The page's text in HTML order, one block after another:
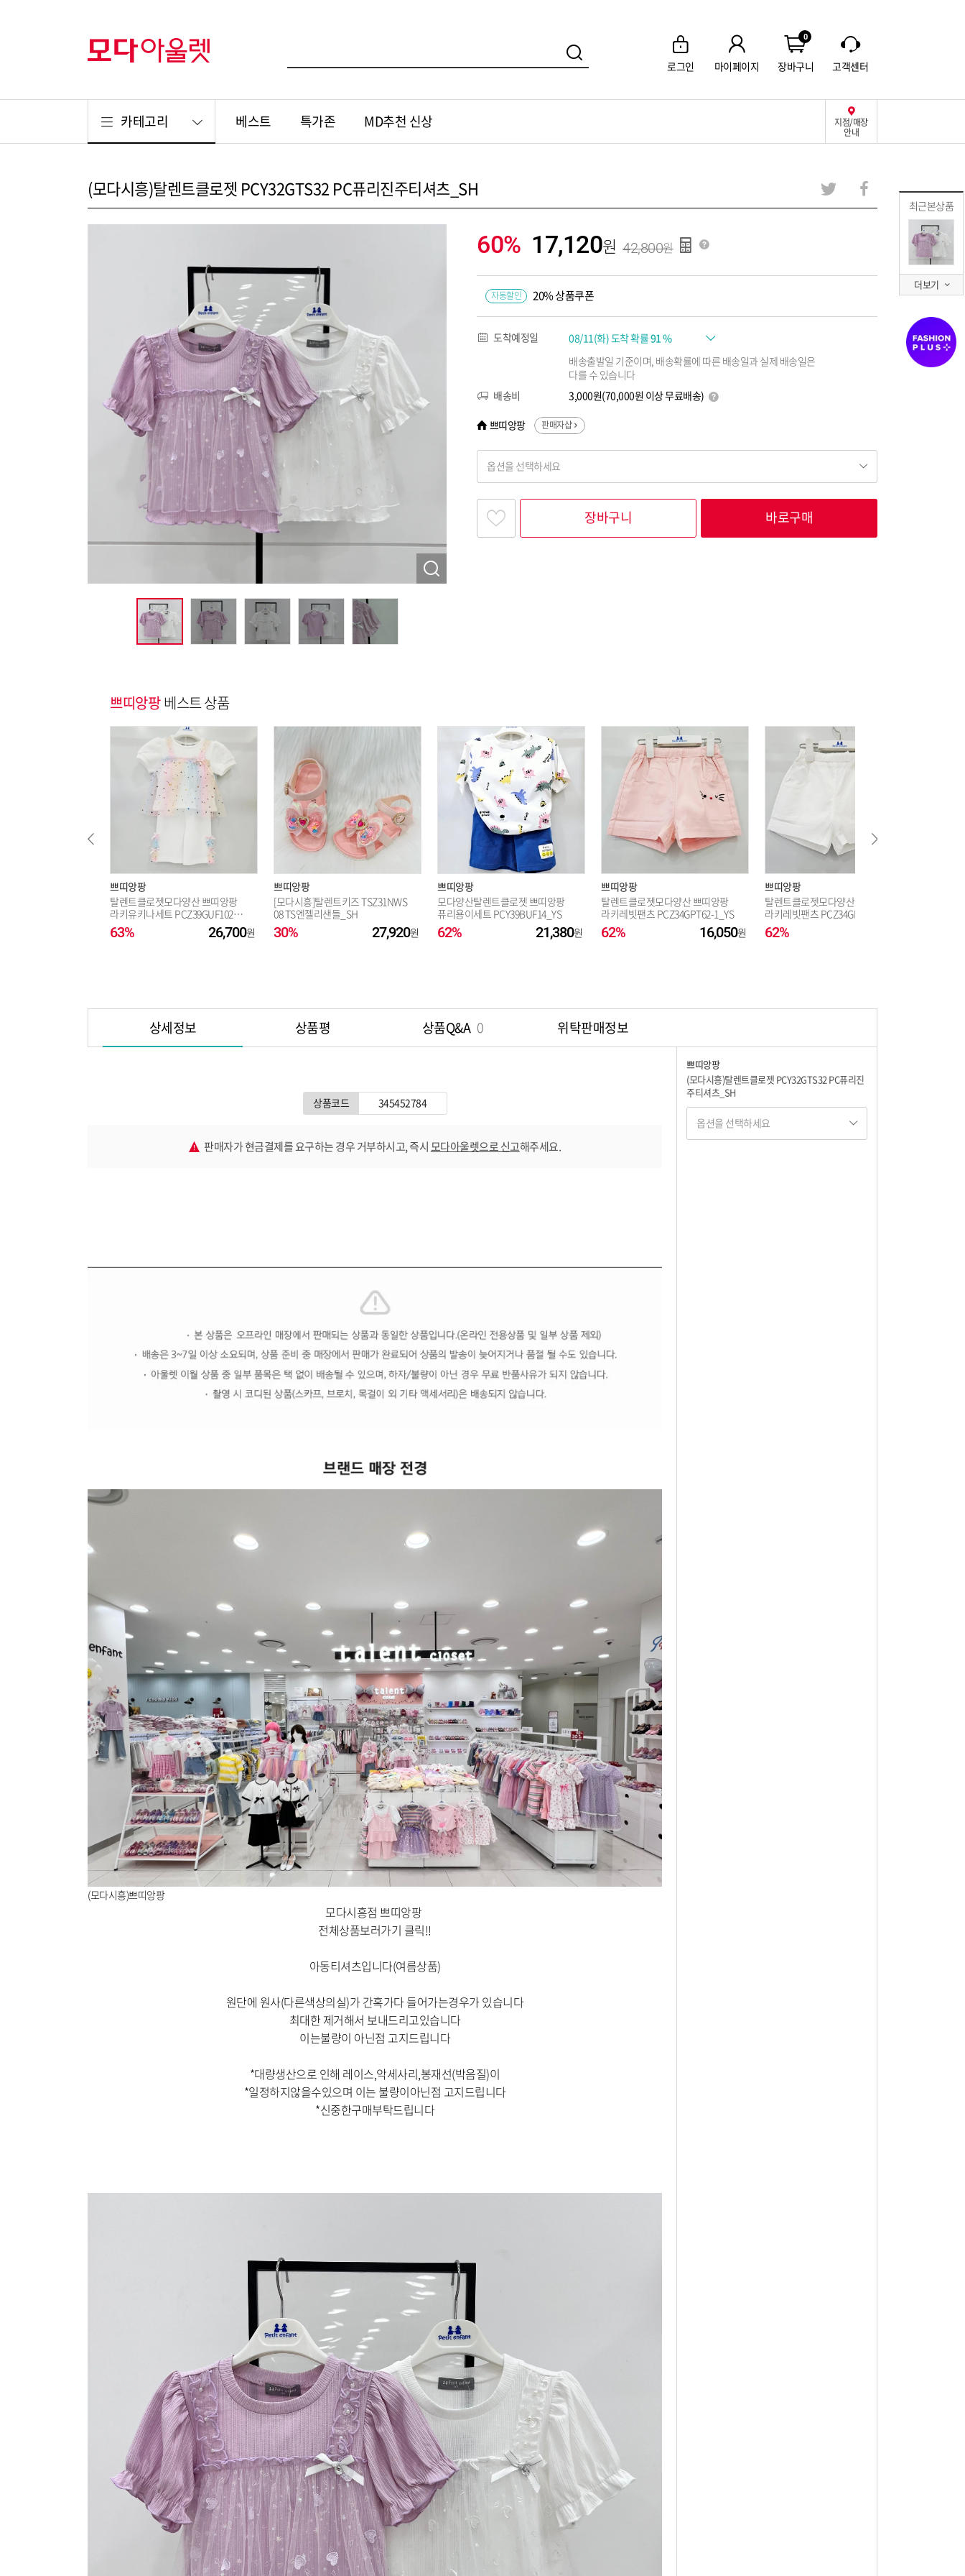
로그인 마이페이지
0
장바구니 고객센터
카테고리 지점/매장
안내
베스트 특가존 MD추천 신상
최근본상품
더보기
(모다시흥)탈렌트클로젯 PCY32GTS32 PC퓨리진주티셔츠_SH
60% 17,120 42,800
자동할인 20% 상품쿠폰
도착예정일 08/11(화) 도착 확률91 %
배송출발일 기준이며, 배송확률에 따른 배송일과 실제 배송일은
다를 수 있습니다
배송비
3,000원(70,000원 이상 무료배송)
쁘띠앙팡 판매자샵
옵션을 선택하세요
찾고싶은 옵션명을 입력해 주세요
옵션명 1
옵션 004.퍼플 140
17,120
장바구니 바로구매
쁘띠앙팡 베스트 상품
쁘띠앙팡
탈렌트클로젯모다양산 쁘띠앙팡
라키유키나세트 PCZ39GUF102_Y
S
63% 26,700
쁘띠앙팡
[모다시흥]탈렌트키즈 TSZ31NWS
08 TS엔젤리샌들_SH
30% 27,920
쁘띠앙팡
모다양산탈렌트클로젯 쁘띠앙팡
퓨리용이세트 PCY39BUF14_YS
62% 21,380
쁘띠앙팡
탈렌트클로젯모다양산 쁘띠앙팡
라키레빗팬츠 PCZ34GPT62-1_YS
62% 16,050
쁘띠앙팡
탈렌트클로젯모다양산 쁘띠앙팡
라키레빗팬츠 PCZ34GPT62_YS
62%
상세정보 상품평 상품Q&A 0 위탁판매정보
상품코드 345452784
판매자가 현금결제를 요구하는 경우 거부하시고, 즉시모다아울렛으로 신고해주세요.
쁘띠앙팡
(모다시흥)탈렌트클로젯 PCY32GTS32 PC퓨리진
주티셔츠_SH
옵션을 선택하세요